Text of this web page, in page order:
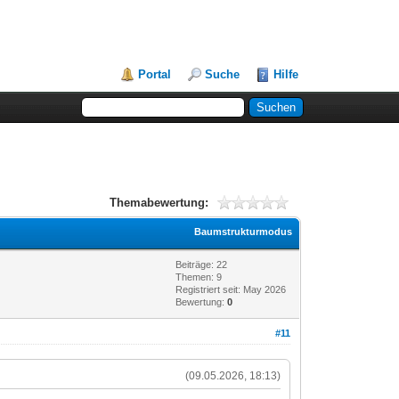
Portal Suche Hilfe
Themabewertung:
Baumstrukturmodus
Beiträge: 22
Themen: 9
Registriert seit: May 2026
Bewertung:0
#11
(09.05.2026, 18:13)